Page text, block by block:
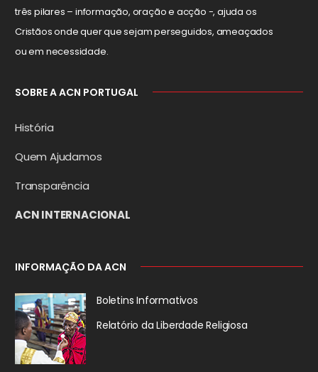
três pilares – informação, oração e acção -, ajuda os
Cristãos onde quer que sejam perseguidos, ameaçados
ou em necessidade.
SOBRE A ACN PORTUGAL
História
Quem Ajudamos
Transparência
ACN INTERNACIONAL
INFORMAÇÃO DA ACN
Boletins Informativos
Relatório da Liberdade Religiosa